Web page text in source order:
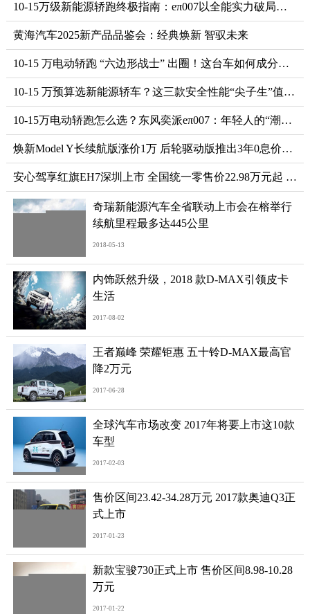
10-15万级新能源轿跑终极指南：eπ007以全能实力破局选择困境
黄海汽车2025新产品品鉴会：经典焕新 智驭未来
10-15 万电动轿跑 “六边形战士” 出圈！这台车如何成分为年轻人首选
10-15 万预算选新能源轿车？这三款安全性能“尖子生”值得关注
10-15万电动轿跑怎么选？东风奕派eπ007：年轻人的“潮流座驾”首选
焕新Model Y长续航版涨价1万 后轮驱动版推出3年0息价格不变
安心驾享红旗EH7深圳上市 全国统一零售价22.98万元起 用户最高可享10万元权益
奇瑞新能源汽车全省联动上市会在榕举行
续航里程最多达445公里
2018-05-13
内饰跃然升级，2018 款D-MAX引领皮卡
生活
2017-08-02
王者巅峰 荣耀钜惠 五十铃D-MAX最高官
降2万元
2017-06-28
全球汽车市场改变 2017年将要上市这10款
车型
2017-02-03
售价区间23.42-34.28万元 2017款奥迪Q3正
式上市
2017-01-23
新款宝骏730正式上市 售价区间8.98-10.28
万元
2017-01-22